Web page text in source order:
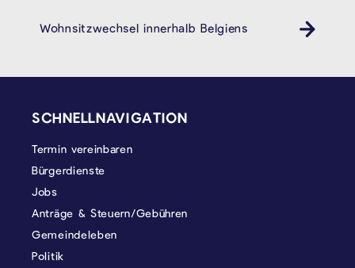
Wohnsitzwechsel innerhalb Belgiens
SCHNELLNAVIGATION
Termin vereinbaren
Bürgerdienste
Jobs
Anträge & Steuern/Gebühren
Gemeindeleben
Politik